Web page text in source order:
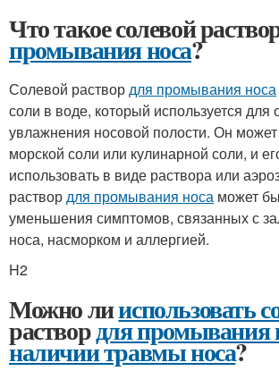
Что такое солевой
промывания носа?
Солевой раствордля промывания носа
соли в воде, который используется для
увлажнения носовой полости. Он
морской соли или кулинарной соли, и
использовать в виде раствора или
раствордля промывания носа может
уменьшения симптомов, связанных с
носа, насморком и аллергией.
H2
Можно лииспользовать
раствордля промывания
наличии травмы носа?